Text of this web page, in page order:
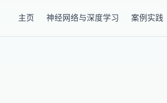
主页 神经网络与深度学习 案例实践